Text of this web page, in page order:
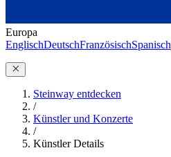
Europa
EnglischDeutschFranzösischSpanisch
Steinway entdecken
/
Künstler und Konzerte
/
Künstler Details